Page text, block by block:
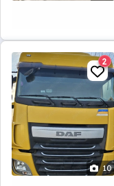
10
2